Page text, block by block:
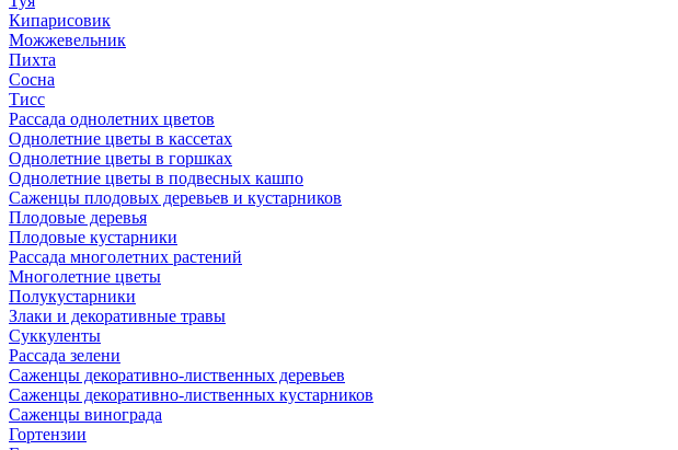
Кипарисовик
Можжевельник
Пихта
Сосна
Тисc
Рассада однолетних цветов
Однолетние цветы в кассетах
Однолетние цветы в горшках
Однолетние цветы в подвесных кашпо
Саженцы плодовых деревьев и кустарников
Плодовые деревья
Плодовые кустарники
Рассада многолетних растений
Многолетние цветы
Полукустарники
Злаки и декоративные травы
Суккуленты
Рассада зелени
Саженцы декоративно-лиственных деревьев
Саженцы декоративно-лиственных кустарников
Саженцы винограда
Гортензии